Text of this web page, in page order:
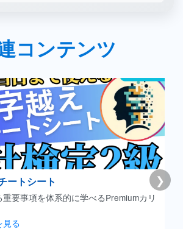
コンテンツ
❯
ートシート
要事項を体系的に学べるPremiumカリ
見る